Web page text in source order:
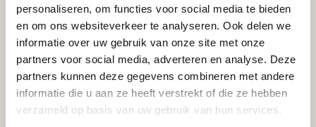
personaliseren, om functies voor social media te bieden
en om ons websiteverkeer te analyseren. Ook delen we
informatie over uw gebruik van onze site met onze
partners voor social media, adverteren en analyse. Deze
partners kunnen deze gegevens combineren met andere
informatie die u aan ze heeft verstrekt of die ze hebben
verzameld op basis van uw gebruik van hun services.
Wemmers Tanktransport B.V.
Wervenkampweg 4, 2971 VJ Bleskensgraaf
Verleend